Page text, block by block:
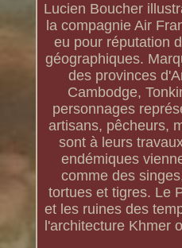
Lucien Boucher
la compagnie Air
eu pour réputation
géographiques.
des provinces
Cambodge,
personnages
artisans, pêcheurs,
sont à leurs
endémiques
comme des
tortues et tigres. Le
et les ruines des
l'architecture Khmer